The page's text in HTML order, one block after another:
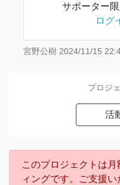
過去最高の完成度と
動画、報告サイト等
なさまにお伝えしま
サポーター
ログ
宮野公樹 2024/11/15
プロジ
活
このプロジェクトは
ィングです。ご支援